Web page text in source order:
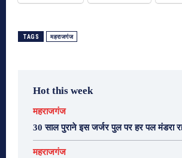
TAGS महराजगंज
Hot this week
महराजगंज
30 साल पुराने इस जर्जर पुल पर हर पल मंडरा
महराजगंज